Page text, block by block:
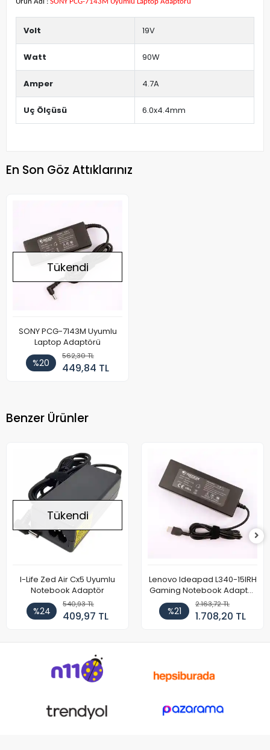
Ürün Adı : SONY PCG-7143M Uyumlu Laptop Adaptörü
Volt 19V
Watt 90W
Amper 4.7A
Uç Ölçüsü 6.0x4.4mm
En Son Göz Attıklarınız
Tükendi
SONY PCG-7143M Uyumlu
Laptop Adaptörü
%20
562,30 TL
449,84 TL
Benzer Ürünler
Tükendi
I-Life Zed Air Cx5 Uyumlu
Notebook Adaptör
%24
540,93 TL
409,97 TL
Lenovo Ideapad L340-15IRH
Gaming Notebook Adaptör
Cihazı Şarj Aleti (150W)
%21
2.163,72 TL
1.708,20 TL